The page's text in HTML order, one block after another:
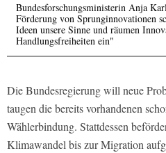
Bundesforschungsministerin Anja
Förderung von Sprunginnovationen
Ideen unsere Sinne und räumen
Handlungsfreiheiten ein"
Die Bundesregierung will neue
taugen die bereits vorhandenen
Wählerbindung. Stattdessen
Klimawandel bis zur Migration